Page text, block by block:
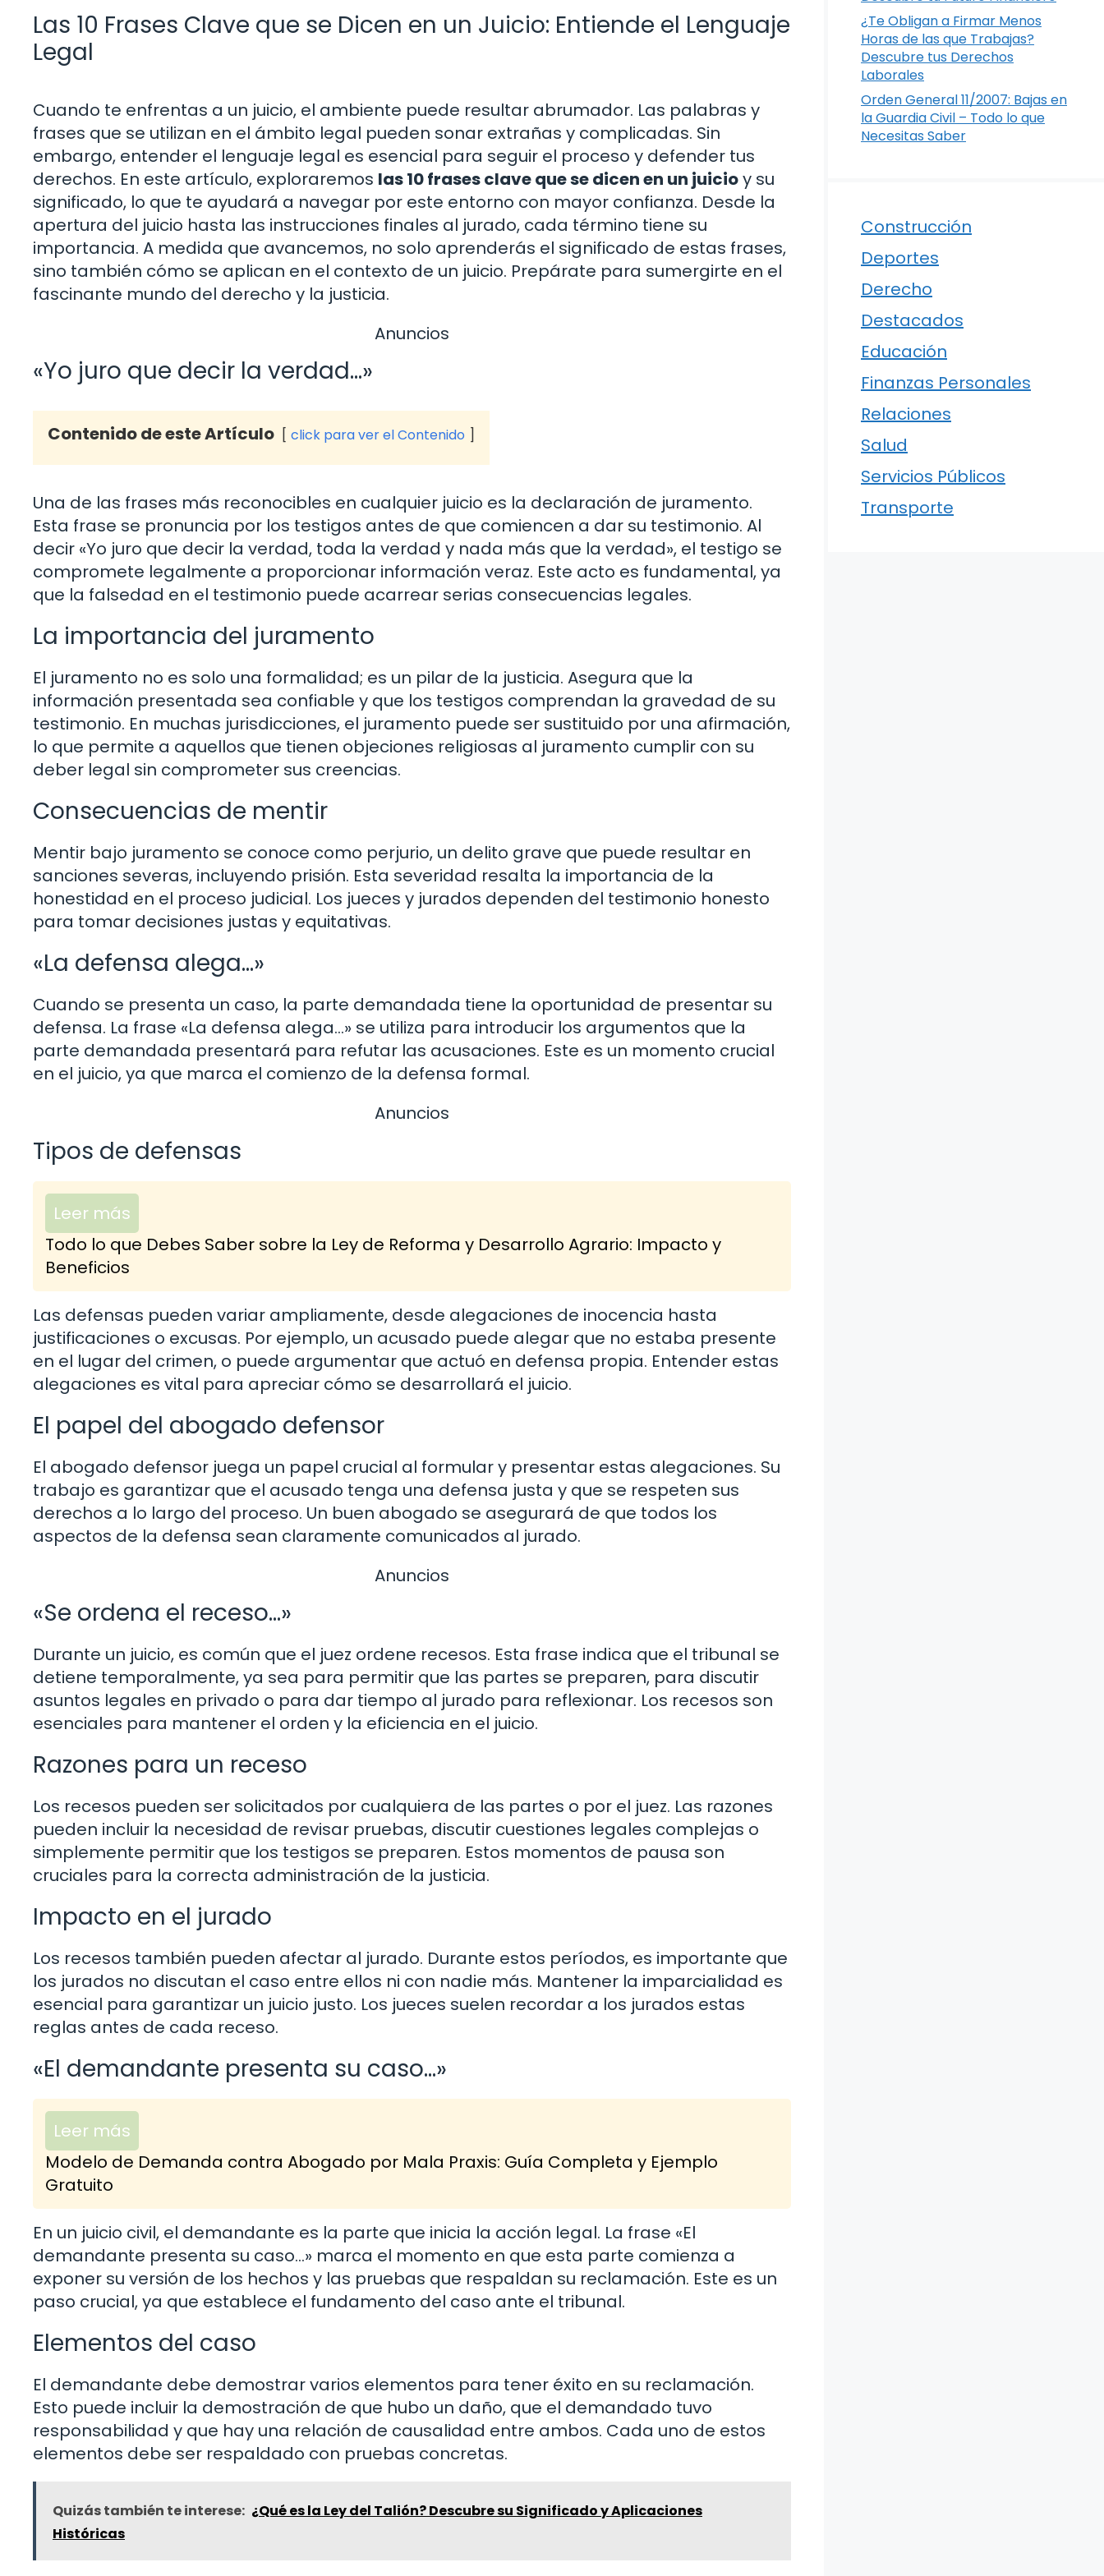
Las 10 Frases Clave que se Dicen en un Juicio: Entiende el Lenguaje
Legal
Cuando te enfrentas a un juicio, el ambiente puede resultar abrumador. Las palabras y
frases que se utilizan en el ámbito legal pueden sonar extrañas y complicadas. Sin
embargo, entender el lenguaje legal es esencial para seguir el proceso y defender tus
derechos. En este artículo, exploraremos las 10 frases clave que se dicen en un juicioy su
significado, lo que te ayudará a navegar por este entorno con mayor confianza. Desde la
apertura del juicio hasta las instrucciones finales al jurado, cada término tiene su
importancia. A medida que avancemos, no solo aprenderás el significado de estas frases,
sino también cómo se aplican en el contexto de un juicio. Prepárate para sumergirte en el
fascinante mundo del derecho y la justicia.
Anuncios
«Yo juro que decir la verdad…»
Contenido de este Artículo click para ver el Contenido
Una de las frases más reconocibles en cualquier juicio es la declaración de juramento.
Esta frase se pronuncia por los testigos antes de que comiencen a dar su testimonio. Al
decir «Yo juro que decir la verdad, toda la verdad y nada más que la verdad», el testigo se
compromete legalmente a proporcionar información veraz. Este acto es fundamental, ya
que la falsedad en el testimonio puede acarrear serias consecuencias legales.
La importancia del juramento
El juramento no es solo una formalidad; es un pilar de la justicia. Asegura que la
información presentada sea confiable y que los testigos comprendan la gravedad de su
testimonio. En muchas jurisdicciones, el juramento puede ser sustituido por una afirmación,
lo que permite a aquellos que tienen objeciones religiosas al juramento cumplir con su
deber legal sin comprometer sus creencias.
Consecuencias de mentir
Mentir bajo juramento se conoce como perjurio, un delito grave que puede resultar en
sanciones severas, incluyendo prisión. Esta severidad resalta la importancia de la
honestidad en el proceso judicial. Los jueces y jurados dependen del testimonio honesto
para tomar decisiones justas y equitativas.
«La defensa alega…»
Cuando se presenta un caso, la parte demandada tiene la oportunidad de presentar su
defensa. La frase «La defensa alega…» se utiliza para introducir los argumentos que la
parte demandada presentará para refutar las acusaciones. Este es un momento crucial
en el juicio, ya que marca el comienzo de la defensa formal.
Anuncios
Tipos de defensas
Leer más
Todo lo que Debes Saber sobre la Ley de Reforma y Desarrollo Agrario: Impacto y
Beneficios
Las defensas pueden variar ampliamente, desde alegaciones de inocencia hasta
justificaciones o excusas. Por ejemplo, un acusado puede alegar que no estaba presente
en el lugar del crimen, o puede argumentar que actuó en defensa propia. Entender estas
alegaciones es vital para apreciar cómo se desarrollará el juicio.
El papel del abogado defensor
El abogado defensor juega un papel crucial al formular y presentar estas alegaciones. Su
trabajo es garantizar que el acusado tenga una defensa justa y que se respeten sus
derechos a lo largo del proceso. Un buen abogado se asegurará de que todos los
aspectos de la defensa sean claramente comunicados al jurado.
Anuncios
«Se ordena el receso…»
Durante un juicio, es común que el juez ordene recesos. Esta frase indica que el tribunal se
detiene temporalmente, ya sea para permitir que las partes se preparen, para discutir
asuntos legales en privado o para dar tiempo al jurado para reflexionar. Los recesos son
esenciales para mantener el orden y la eficiencia en el juicio.
Razones para un receso
Los recesos pueden ser solicitados por cualquiera de las partes o por el juez. Las razones
pueden incluir la necesidad de revisar pruebas, discutir cuestiones legales complejas o
simplemente permitir que los testigos se preparen. Estos momentos de pausa son
cruciales para la correcta administración de la justicia.
Impacto en el jurado
Los recesos también pueden afectar al jurado. Durante estos períodos, es importante que
los jurados no discutan el caso entre ellos ni con nadie más. Mantener la imparcialidad es
esencial para garantizar un juicio justo. Los jueces suelen recordar a los jurados estas
reglas antes de cada receso.
«El demandante presenta su caso…»
Leer más
Modelo de Demanda contra Abogado por Mala Praxis: Guía Completa y Ejemplo
Gratuito
En un juicio civil, el demandante es la parte que inicia la acción legal. La frase «El
demandante presenta su caso…» marca el momento en que esta parte comienza a
exponer su versión de los hechos y las pruebas que respaldan su reclamación. Este es un
paso crucial, ya que establece el fundamento del caso ante el tribunal.
Elementos del caso
El demandante debe demostrar varios elementos para tener éxito en su reclamación.
Esto puede incluir la demostración de que hubo un daño, que el demandado tuvo
responsabilidad y que hay una relación de causalidad entre ambos. Cada uno de estos
elementos debe ser respaldado con pruebas concretas.
Quizás también te interese: ¿Qué es la Ley del Talión? Descubre su Significado y Aplicaciones
Históricas
¿Te Obligan a Firmar Menos
Horas de las que Trabajas?
Descubre tus Derechos
Laborales
Orden General 11/2007: Bajas en
la Guardia Civil – Todo lo que
Necesitas Saber
Construcción
Deportes
Derecho
Destacados
Educación
Finanzas Personales
Relaciones
Salud
Servicios Públicos
Transporte